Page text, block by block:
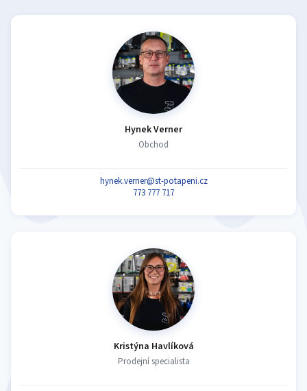
Hynek Verner
Obchod
hynek.verner@st-potapeni.cz
773 777 717
Kristýna Havlíková
Prodejní specialista